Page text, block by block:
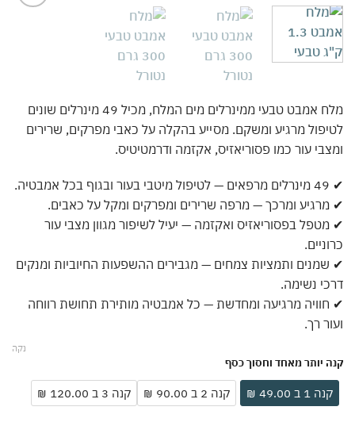
מלח אמבט טבעי ממינרלים מים המלח, מכיל 49 מינרלים שונים
מרגיע ומשקם. מסייע בהקלה על כאבי מפרקים, שרירים
עור כמו פסוריאזיס, אקזמה ודרמטיטיס.
ומרכך — מרפה שרירים ומפרקים ומקל על כאבים.
בפסוריאזיס ואקזמה — יעיל לשיפור מגוון מצבי עור
ותמציות צמחים — מגבירים ההשפעות החיוביות ומנקים
נשימה.
מרגיעה ומחדשת — כל אמבטיה מותירת תחושת רווחה
רך.
יותר מאחד וחסוך כסף
קנה 2 ב 90.00 ₪ קנה 3 ב 120.00 ₪